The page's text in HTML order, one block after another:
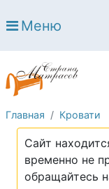
Open
Open
Кровати
Open
OpenДиваны
OpenПостельное
OpenМебель
Меню
Главная Кровати
Сайт
временно не
обращайтесь